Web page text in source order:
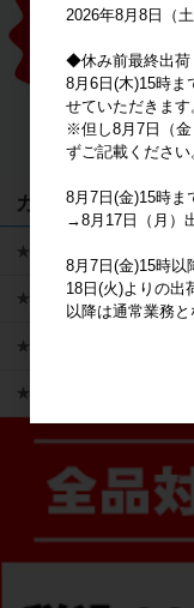
カテゴリ
★キャラクターグッズ
★新商品
★かえるのピクルス ラ
★ピックアップ
2026年8月8日（
◆休み前最終出荷
8月6日(木)15時
せていただきます
※但し8月7日（
ずご記載ください
8月7日(金)15時ま
→8月17日（月）
8月7日(金)15時以
18日(火)よりの出
以降は通常業務と